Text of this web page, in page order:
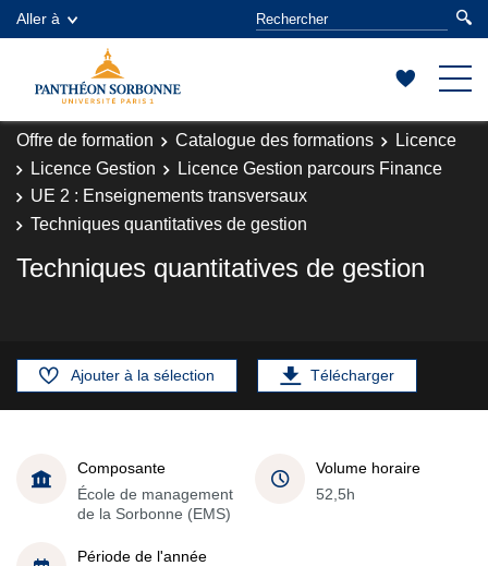
Aller à
Offre de formation Catalogue des formations
Licence
Licence Gestion
Licence Gestion parcours Finance
UE 2 : Enseignements transversaux
Techniques quantitatives de gestion
Techniques quantitatives de gestion
Ajouter à la sélection Télécharger
Composante
École de management
de la Sorbonne (EMS)
Volume horaire
52,5h
Période de l'année